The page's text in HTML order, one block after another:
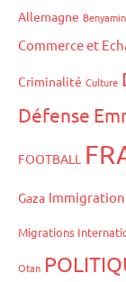
Allemagne
Commerce et
Criminalité Culture
Défense
FOOTBALL
Gaza Immigration
Migrations
Otan